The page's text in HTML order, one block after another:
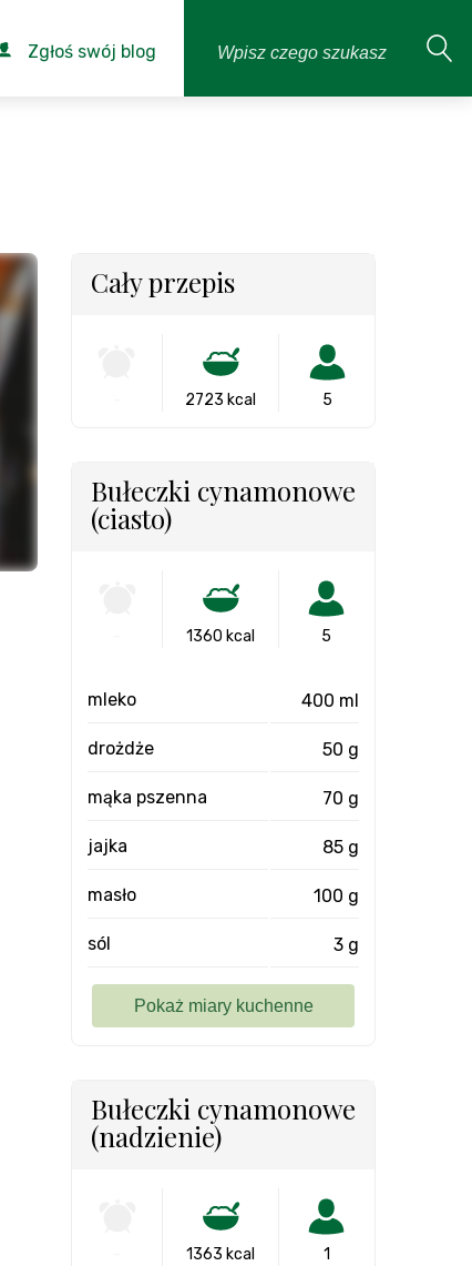
Zgłoś swój blog
Cały przepis
2723 kcal 5
Bułeczki cynamonowe
(ciasto)
1360 kcal 5
mleko 400 ml
drożdże 50 g
mąka pszenna 70 g
jajka 85 g
masło 100 g
sól 3 g
Bułeczki cynamonowe
(nadzienie)
1363 kcal 1